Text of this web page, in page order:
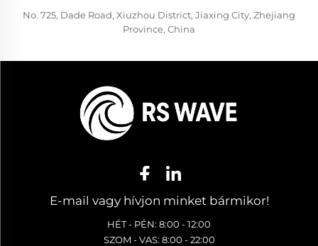
No. 725, Dade Road, Xiuzhou District, Jiaxing City, Zhejiang
Province, China
E-mail vagy hívjon minket bármikor!
HÉT - PÉN: 8:00 - 12:00
SZOM - VAS: 8:00 - 22:00